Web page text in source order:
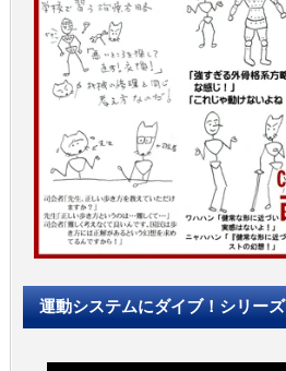
運動システムにダイブ！シリーズ